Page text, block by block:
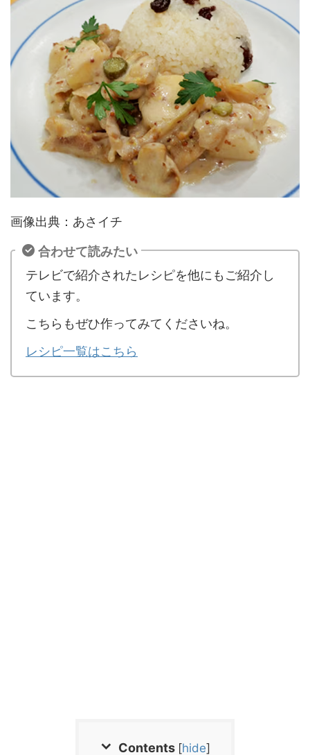
画像出典：あさイチ
合わせて読みたい
テレビで紹介されたレシピを他にもご紹介し
ています。
こちらもぜひ作ってみてくださいね。
レシピ一覧はこちら
Contents [hide]